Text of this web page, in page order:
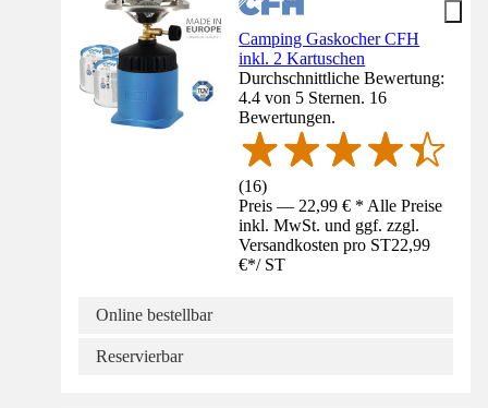
Camping Gaskocher CFH
inkl. 2 Kartuschen
Durchschnittliche Bewertung:
4.4 von 5 Sternen. 16
Bewertungen.
(16)
Preis — 22,99 € * Alle Preise
inkl. MwSt. und ggf. zzgl.
Versandkosten pro ST22,99
€*/ ST
Online bestellbar
Reservierbar